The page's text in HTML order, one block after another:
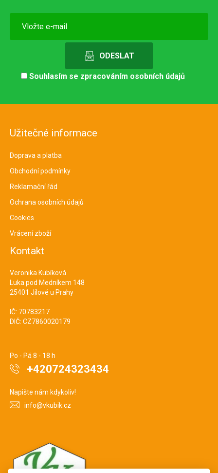
Souhlasím se zpracováním osobních údajů
Užitečné informace
Doprava a platba
Obchodní podmínky
Reklamační řád
Ochrana osobních údajů
Cookies
Vrácení zboží
Kontakt
Veronika Kubíková
Luka pod Medníkem 148
25401 Jílové u Prahy
IČ: 70783217
DIČ: CZ7860020179
Po - Pá 8 - 18 h
+420724323434
Napište nám kdykoliv!
info@vkubik.cz